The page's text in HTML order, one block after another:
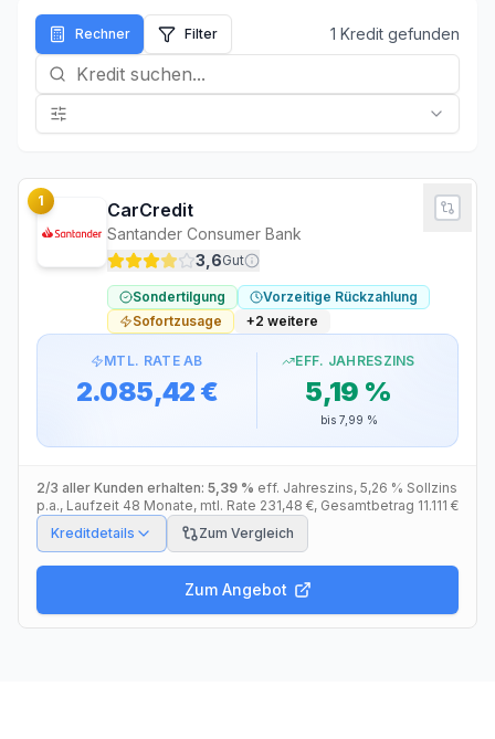
Rechner Filter 1 Kredit gefunden
CarCredit
Santander Consumer Bank
3,6Gut
Sondertilgung
Vorzeitige Rückzahlung
Sofortzusage
+2 weitere
MTL. RATE AB
2.085,42 €
EFF. JAHRESZINS
5,19 %
bis 7,99 %
1
2/3 aller Kunden erhalten: 5,39 % eff. Jahreszins, 5,26 % Sollzins
p.a., Laufzeit 48 Monate, mtl. Rate 231,48 €, Gesamtbetrag 11.111 €
Kreditdetails
Zum Vergleich
Zum Angebot